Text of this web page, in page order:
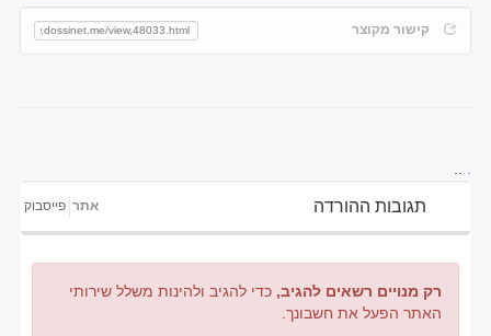
קישור מקוצר
תגובות ההורדה אתר פייסבוק
רק מנויים רשאים להגיב, כדי להגיב ולהינות משלל שירותי
האתר הפעל את חשבונך.